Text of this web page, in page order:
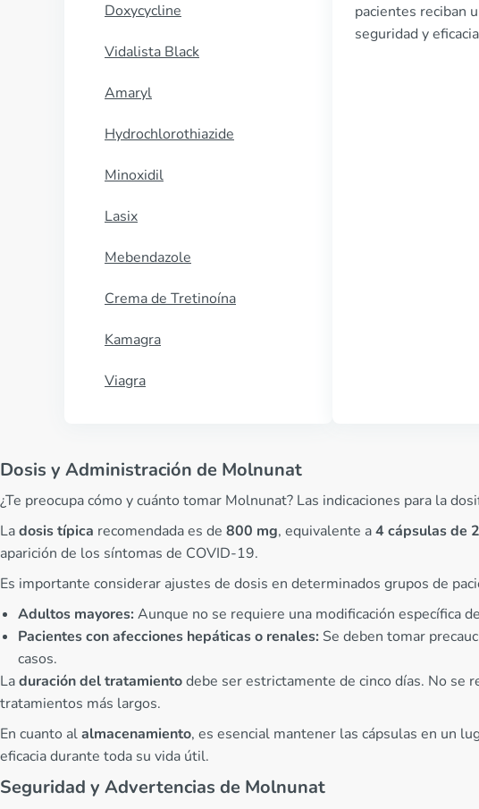
Doxycycline
Vidalista Black
Amaryl
Hydrochlorothiazide
Minoxidil
Lasix
Mebendazole
Crema de Tretinoína
Kamagra
Viagra
pacientes reciban
seguridad y
Dosis y Administración de Molnunat
¿Te preocupa cómo y cuánto tomar Molnunat? Las indicaciones para la
Ladosis típica recomendada es de 800 mg, equivalente a4 cápsulas de
aparición de los síntomas de COVID-19.
Es importante considerar ajustes de dosis en determinados grupos de
Adultos mayores: Aunque no se requiere una modificación específica
Pacientes con afecciones hepáticas o renales: Se deben tomar
casos.
Laduración del tratamientodebe ser estrictamente de cinco días. No se
tratamientos más largos.
En cuanto alalmacenamiento, es esencial mantener las cápsulas en un
eficacia durante toda su vida útil.
Seguridad y Advertencias de Molnunat